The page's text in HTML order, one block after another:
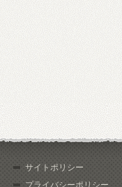
サイトポリシー
プライバシーポリシー